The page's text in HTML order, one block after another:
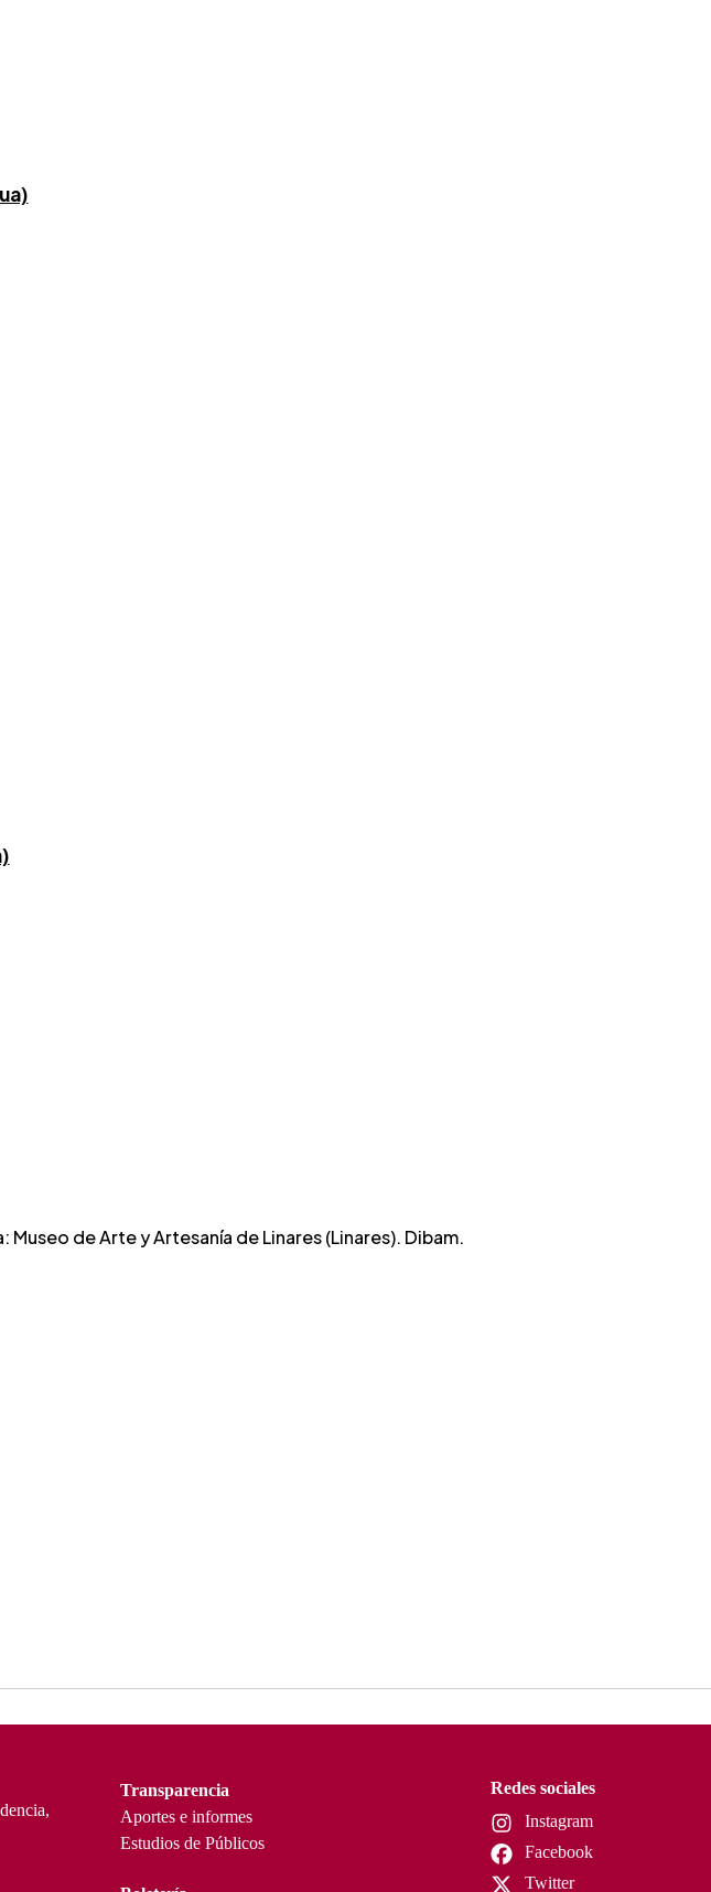
Museo de Arte y Artesanía de Linares (Linares). Dibam.
Transparencia
Aportes e informes
Estudios de Públicos
Redes sociales
Instagram
Facebook
Twitter